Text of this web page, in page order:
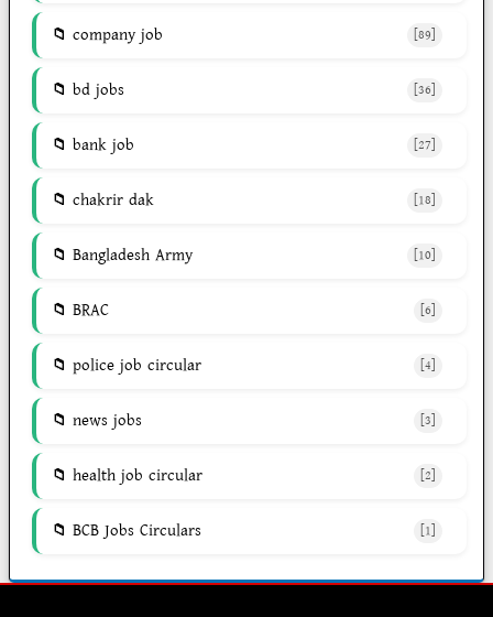
company job [89]
bd jobs [36]
bank job [27]
chakrir dak [18]
Bangladesh Army [10]
BRAC [6]
police job circular [4]
news jobs [3]
health job circular [2]
BCB Jobs Circulars [1]